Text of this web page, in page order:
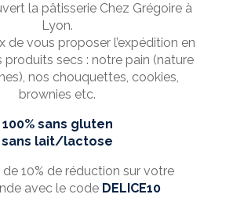
la pâtisserie Chez Grégoire à
Lyon.
de vous proposer l’expédition en
produits secs : notre pain (nature
nos chouquettes, cookies,
brownies etc.
100% sans gluten
sans lait/lactose
de 10% de réduction sur votre
avec le code DELICE10